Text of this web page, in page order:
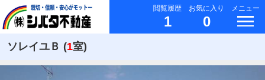
閲覧履歴
1
お気に入り
0
メニュー
ソレイユＢ (1室)